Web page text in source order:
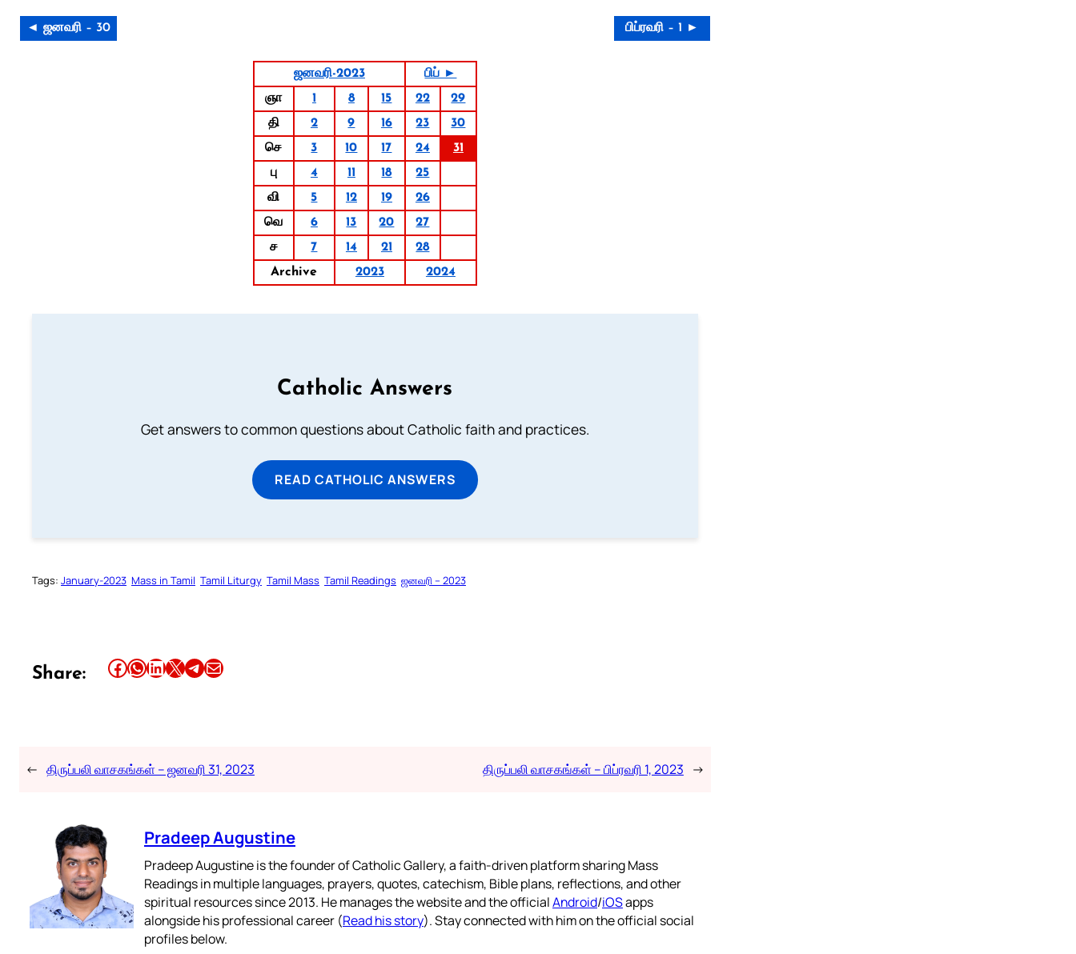
◄ ஜனவரி – 30 பிப்ரவரி – 1 ►
ஜனவரி-2023
பிப் ►
ஞா
1 8 15 22
29
தி
2 9 16 23
30
செ
3 10 17 24
31
பு
4 11 18
25
வி
5 12 19
26
வெ
6 13 20
27
ச
7 14 21
28
Archive
2023 2024
Catholic Answers
Get answers to common questions about Catholic faith and practices.
READ CATHOLIC ANSWERS
Tags: January-2023 Mass in Tamil Tamil Liturgy Tamil Mass Tamil Readings ஜனவரி – 2023
Share: Share this article on Facebook Share this article on WhatsApp Share this article on LinkedIn Share this article on X Share this article on TelegramEmail this Article
← திருப்பலி வாசகங்கள் – ஜனவரி 31, 2023 திருப்பலி வாசகங்கள் – பிப்ரவரி 1, 2023 →
Pradeep Augustine
Pradeep Augustine is the founder of Catholic Gallery, a faith-driven platform sharing Mass
Readings in multiple languages, prayers, quotes, catechism, Bible plans, reflections, and other
spiritual resources since 2013. He manages the website and the officialAndroid/iOSapps
alongside his professional career (Read his story). Stay connected with him on the official social
profiles below.